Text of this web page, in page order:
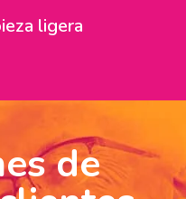
ligera
de